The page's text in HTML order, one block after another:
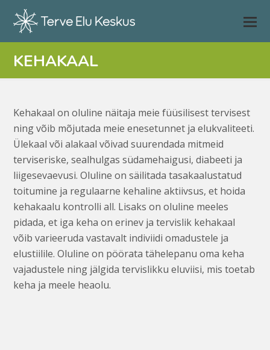
KEHAKAAL
Kehakaal on oluline näitaja meie füüsilisest tervisest
ning võib mõjutada meie enesetunnet ja elukvaliteeti.
Ülekaal või alakaal võivad suurendada mitmeid
terviseriske, sealhulgas südamehaigusi, diabeeti ja
liigesevaevusi. Oluline on säilitada tasakaalustatud
toitumine ja regulaarne kehaline aktiivsus, et hoida
kehakaalu kontrolli all. Lisaks on oluline meeles
pidada, et iga keha on erinev ja tervislik kehakaal
võib varieeruda vastavalt indiviidi omadustele ja
elustiilile. Oluline on pöörata tähelepanu oma keha
vajadustele ning jälgida tervislikku eluviisi, mis toetab
keha ja meele heaolu.